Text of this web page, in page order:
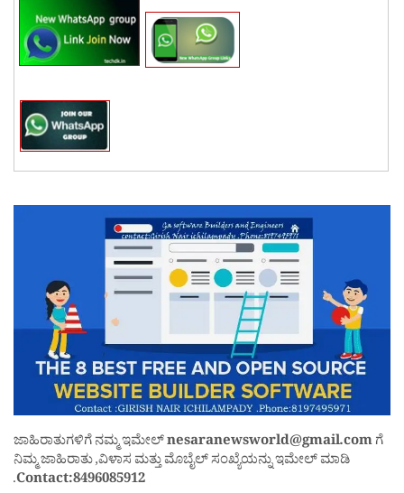
ಜಾಹಿರಾತುಗಳಿಗೆ ನಮ್ಮ ಇಮೇಲ್nesaranewsworld@gmail.comಗೆ
ನಿಮ್ಮ ಜಾಹಿರಾತು ,ವಿಳಾಸ ಮತ್ತು ಮೊಬೈಲ್ ಸಂಖ್ಯೆಯನ್ನು ಇಮೇಲ್ ಮಾಡಿ
.Contact:8496085912